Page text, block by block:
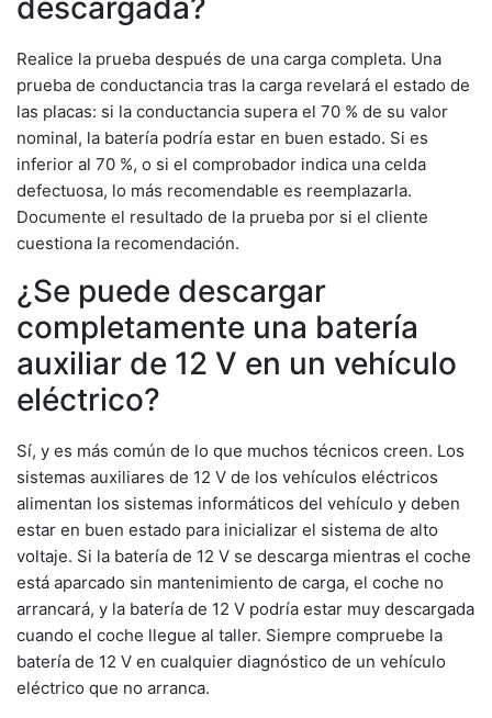
Realice la prueba después de una carga completa. Una
prueba de conductancia tras la carga revelará el estado de
las placas: si la conductancia supera el 70 % de su valor
nominal, la batería podría estar en buen estado. Si es
inferior al 70 %, o si el comprobador indica una celda
defectuosa, lo más recomendable es reemplazarla.
Documente el resultado de la prueba por si el cliente
cuestiona la recomendación.
¿Se puede descargar
completamente una batería
auxiliar de 12 V en un vehículo
eléctrico?
Sí, y es más común de lo que muchos técnicos creen. Los
sistemas auxiliares de 12 V de los vehículos eléctricos
alimentan los sistemas informáticos del vehículo y deben
estar en buen estado para inicializar el sistema de alto
voltaje. Si la batería de 12 V se descarga mientras el coche
está aparcado sin mantenimiento de carga, el coche no
arrancará, y la batería de 12 V podría estar muy descargada
cuando el coche llegue al taller. Siempre compruebe la
batería de 12 V en cualquier diagnóstico de un vehículo
eléctrico que no arranca.